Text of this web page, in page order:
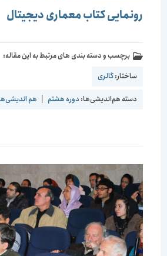
رونمایی کتاب معماری دیجیتال
برچسب و دسته بندی های مرتبط به این مقاله:
ساختار:گالری
دسته هم‌اندیشی‌ها:دوره هشتم | هم اندیشی‌ها